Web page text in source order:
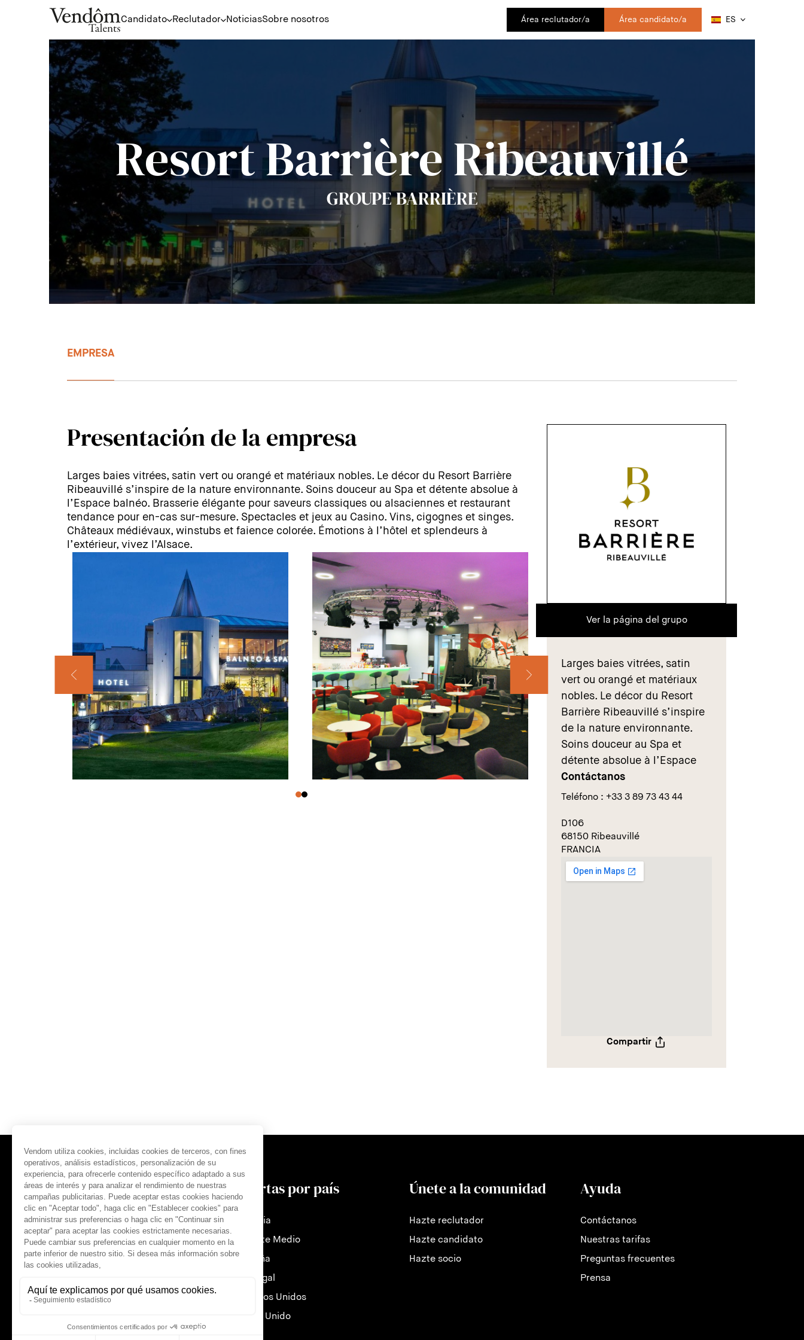
Candidato Reclutador NoticiasSobre nosotros Área reclutador/a Área candidato/a ES
Resort Barrière Ribeauvillé
GROUPE BARRIÈRE
EMPRESA
Presentación de la empresa
Larges baies vitrées, satin vert ou orangé et matériaux nobles. Le décor du Resort Barrière
Ribeauvillé s’inspire de la nature environnante. Soins douceur au Spa et détente absolue à
l’Espace balnéo. Brasserie élégante pour saveurs classiques ou alsaciennes et restaurant
tendance pour en-cas sur-mesure. Spectacles et jeux au Casino. Vins, cigognes et singes.
Châteaux médiévaux, winstubs et faience colorée. Émotions à l’hôtel et splendeurs à
l’extérieur, vivez l’Alsace.
Ver la página del grupo
Larges baies vitrées, satin
vert ou orangé et matériaux
nobles. Le décor du Resort
Barrière Ribeauvillé s’inspire
de la nature environnante.
Soins douceur au Spa et
détente absolue à l’Espace
Contáctanos
Teléfono : +33 3 89 73 43 44
D106
68150 Ribeauvillé
FRANCIA
Compartir
Tendencias y opiniones
Noticias de Vendôm
Síguenos :
Ofertas por país
Francia
Oriente Medio
España
Portugal
Estados Unidos
Reino Unido
Únete a la comunidad
Hazte reclutador
Hazte candidato
Hazte socio
Ayuda
Contáctanos
Nuestras tarifas
Preguntas frecuentes
Prensa